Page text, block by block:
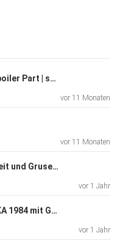
CAUGHT STEALING mit Spoiler Part | soloPODCAST
vor 11 Monaten
vor 11 Monaten
28 YEARS LATER - Schönheit und Grusel beisammen | soloPODCAST
vor 1 Jahr
ES WAR EINMAL IN AMERIKA 1984 mit GUESS und HAKAN
vor 1 Jahr